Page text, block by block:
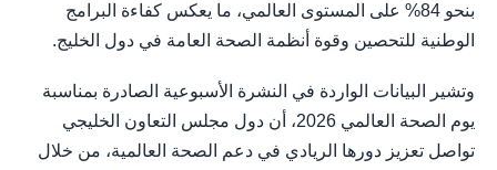
بنحو 84% على المستوى العالمي، ما يعكس كفاءة البرامج
الوطنية للتحصين وقوة أنظمة الصحة العامة في دول الخليج.
وتشير البيانات الواردة في النشرة الأسبوعية الصادرة بمناسبة
يوم الصحة العالمي 2026، أن دول مجلس التعاون الخليجي
تواصل تعزيز دورها الريادي في دعم الصحة العالمية، من خلال